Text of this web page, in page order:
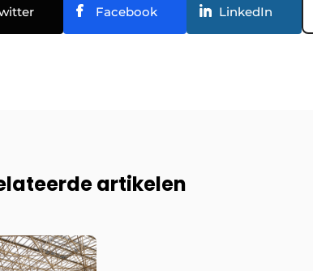
Facebook LinkedIn
artikelen